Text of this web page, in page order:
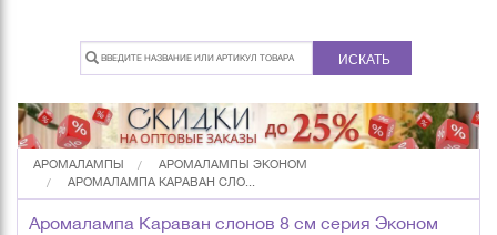
ИСКАТЬ
АРОМАЛАМПЫ
АРОМАЛАМПЫ ЭКОНОМ
АРОМАЛАМПА КАРАВАН СЛО...
Аромалампа Караван слонов 8 см серия Эконом